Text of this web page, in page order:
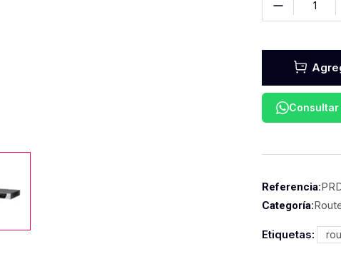
Consultar
Referencia:
Categoría:
Etiquetas: